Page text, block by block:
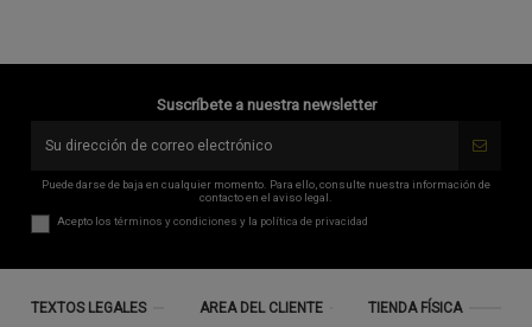
Suscríbete a nuestra newsletter
Puede darse de baja en cualquier momento. Para ello, consulte nuestra información de
contacto en el aviso legal.
Acepto lostérminos y condiciones y la política de privacidad
TEXTOS LEGALES
AREA DEL CLIENTE
TIENDA FÍSICA